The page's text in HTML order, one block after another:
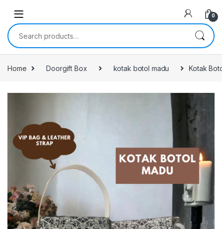
0
Search for:
Home Doorgift Box kotak botol madu Kotak